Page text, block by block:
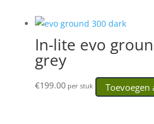
In-lite evo
grey
€199.00per stuk Toevoegen